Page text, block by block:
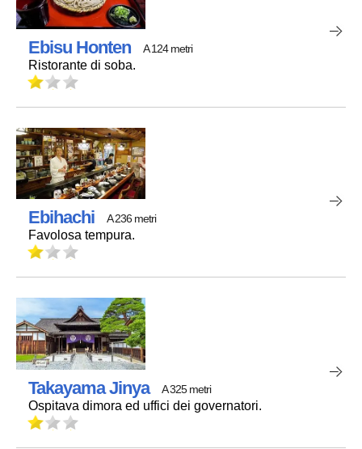
Ebisu Honten A 124 metri
Ristorante di soba.
Ebihachi A 236 metri
Favolosa tempura.
Takayama Jinya A 325 metri
Ospitava dimora ed uffici dei governatori.